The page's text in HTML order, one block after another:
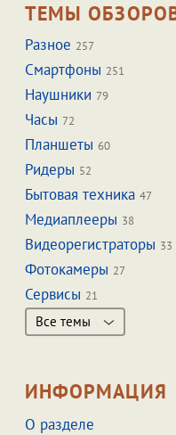
ТЕМЫ
Разное 257
Смартфоны 251
Наушники 79
Часы 72
Планшеты 60
Ридеры 52
Бытовая техника 47
Медиаплееры 38
Видеорегистраторы 33
Фотокамеры 27
Сервисы 21
Все темы
ИНФОРМАЦИЯ
О разделе